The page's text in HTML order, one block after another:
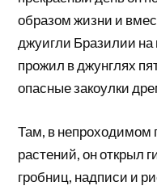
образом жизни и
джуигли Бразилии
прожил в джунглях
опасные закоулки
Там, в непроходимом
растений, он открыл
гробниц, надписи и